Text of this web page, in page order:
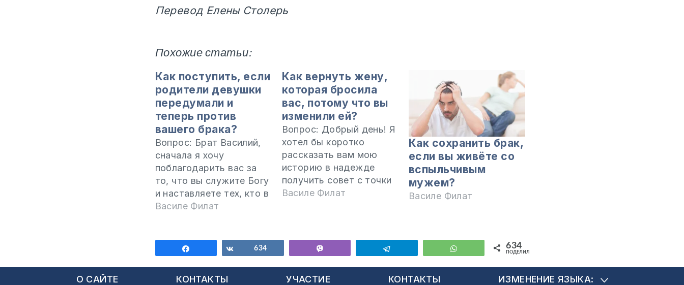
Перевод Елены Столерь
Похожие статьи:
Как поступить, если
родители девушки
передумали и
теперь против
вашего брака?
Вопрос: Брат Василий,
сначала я хочу
поблагодарить вас за
то, что вы служите Богу
и наставляете тех, кто в
этом нуждается. Пусть
свыше. Я много раз
заходил на ваш сайт,
читал ответы, которые
вы давали людям, и
Василе Филат
Как вернуть жену,
которая бросила
вас, потому что вы
изменили ей?
Вопрос: Добрый день! Я
хотел бы коротко
рассказать вам мою
историю в надежде
получить совет с точки
зрения Библии. Я был в
бывшей
одноклассницей. Я не
смог устоять перед
этим искушением. Во
Василе Филат
Как сохранить брак,
если вы живёте со
вспыльчивым
мужем?
Василе Филат
Поделиться Поделиться
634 WhatsApp 634
ПОДЕЛИЛИСЬ
О САЙТЕ КОНТАКТЫ УЧАСТИЕ КОНТАКТЫ ИЗМЕНЕНИЕ ЯЗЫКА: